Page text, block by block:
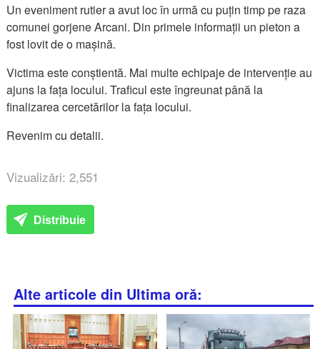
Un eveniment rutier a avut loc în urmă cu puțin timp pe raza
comunei gorjene Arcani. Din primele informații un pieton a
fost lovit de o mașină.
Victima este conștientă. Mai multe echipaje de intervenție au
ajuns la fața locului. Traficul este îngreunat până la
finalizarea cercetărilor la fața locului.
Revenim cu detalii.
Vizualizări: 2,551
Distribuie
Alte articole din Ultima oră: